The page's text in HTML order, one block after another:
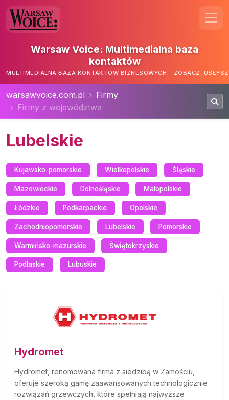
Warsaw Voice: Multimedialna baza
kontaktów
MULTIMEDIALNA BAZA KONTAKTÓW BIZNESOWYCH - ZOBACZ,
warsawvoice.com.pl
Firmy
Firmy z województwa
Lubelskie
Kujawsko-pomorskie Wielkopolskie Śląskie
Mazowieckie Dolnośląskie Małopolskie
Łódzkie Podkarpackie Opolskie
Zachodniopomorskie Lubelskie Pomorskie
Warmińsko-mazurskie Świętokrzyskie
Podlaskie Lubuskie
Hydromet
Hydromet, renomowana firma z siedzibą w Zamościu,
oferuje szeroką gamę zaawansowanych technologicznie
rozwiązań grzewczych, które spełniają najwyższe